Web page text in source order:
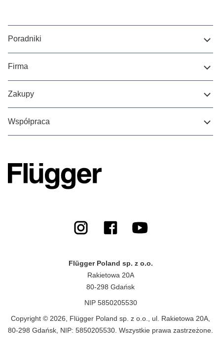
Poradniki
Firma
Zakupy
Współpraca
Flügger Poland sp. z o.o.
Rakietowa 20A
80-298 Gdańsk
NIP 5850205530
Copyright © 2026, Flügger Poland sp. z o.o., ul. Rakietowa 20A,
80-298 Gdańsk, NIP: 5850205530. Wszystkie prawa zastrzeżone.